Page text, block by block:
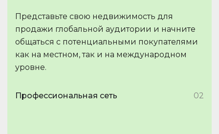
Представьте свою недвижимость для
продажи глобальной аудитории и начните
общаться с потенциальными покупателями
как на местном, так и на международном
уровне.
Профессиональная сеть 02